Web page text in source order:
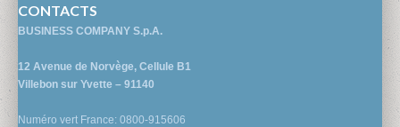
CONTACTS
BUSINESS COMPANY S.p.A.
12 Avenue de Norvège, Cellule B1
Villebon sur Yvette – 91140
Numéro vert France: 0800-915606